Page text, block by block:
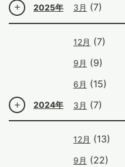
2025年 3月 (7)
2024年
12月 (7)
9月 (9)
6月 (15)
3月 (7)
12月 (13)
9月 (22)